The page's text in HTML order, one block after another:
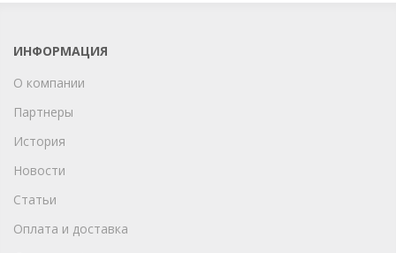
ИНФОРМАЦИЯ
О компании
Партнеры
История
Новости
Статьи
Оплата и доставка